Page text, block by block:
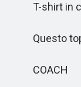
T-shirt in
Questo top
COACH